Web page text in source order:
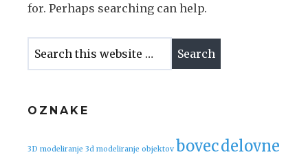
for. Perhaps searching can help.
OZNAKE
3D modeliranje 3d modeliranje objektov bovecdelovne